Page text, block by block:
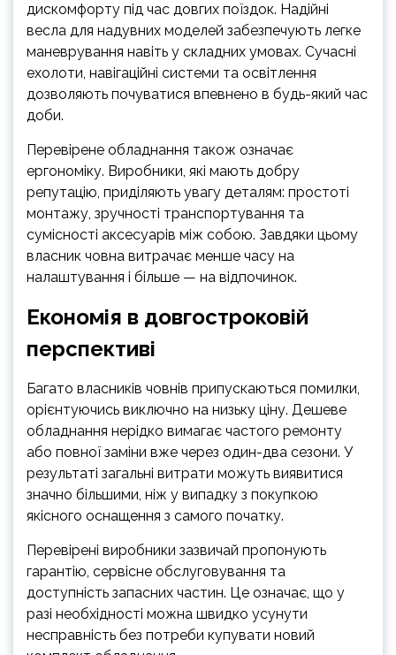
дискомфорту під час довгих поїздок. Надійні
весла для надувних моделей забезпечують легке
маневрування навіть у складних умовах. Сучасні
ехолоти, навігаційні системи та освітлення
дозволяють почуватися впевнено в будь-який час
доби.
Перевірене обладнання також означає
ергономіку. Виробники, які мають добру
репутацію, приділяють увагу деталям: простоті
монтажу, зручності транспортування та
сумісності аксесуарів між собою. Завдяки цьому
власник човна витрачає менше часу на
налаштування і більше — на відпочинок.
Економія в довгостроковій
перспективі
Багато власників човнів припускаються помилки,
орієнтуючись виключно на низьку ціну. Дешеве
обладнання нерідко вимагає частого ремонту
або повної заміни вже через один-два сезони. У
результаті загальні витрати можуть виявитися
значно більшими, ніж у випадку з покупкою
якісного оснащення з самого початку.
Перевірені виробники зазвичай пропонують
гарантію, сервісне обслуговування та
доступність запасних частин. Це означає, що у
разі необхідності можна швидко усунути
несправність без потреби купувати новий